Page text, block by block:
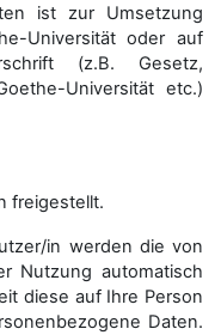
ist zur Umsetzung
Universität oder auf
(z.B. Gesetz,
Universität etc.)
freigestellt.
in werden die von
Nutzung automatisch
diese auf Ihre Person
Daten.